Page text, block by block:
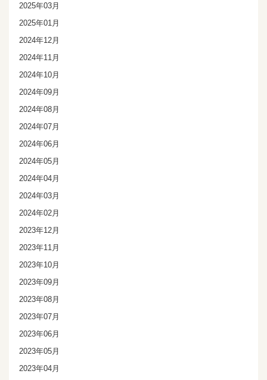
2025年03月
2025年01月
2024年12月
2024年11月
2024年10月
2024年09月
2024年08月
2024年07月
2024年06月
2024年05月
2024年04月
2024年03月
2024年02月
2023年12月
2023年11月
2023年10月
2023年09月
2023年08月
2023年07月
2023年06月
2023年05月
2023年04月